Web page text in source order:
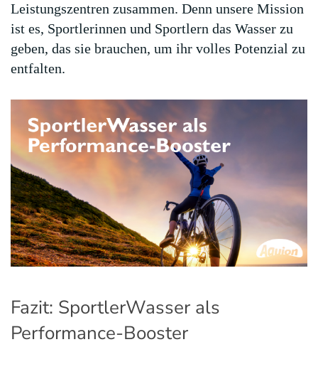
Leistungszentren zusammen. Denn unsere Mission
ist es, Sportlerinnen und Sportlern das Wasser zu
geben, das sie brauchen, um ihr volles Potenzial zu
entfalten.
Fazit: SportlerWasser als
Performance-Booster